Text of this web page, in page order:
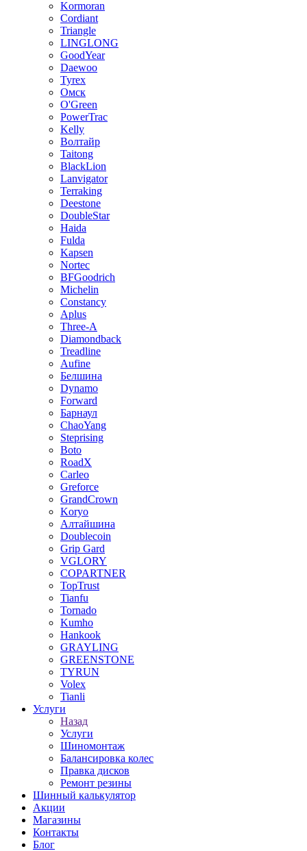
Kormoran
Cordiant
Triangle
LINGLONG
GoodYear
Daewoo
Tyrex
Омск
O'Green
PowerTrac
Kelly
Волтайр
Taitong
BlackLion
Lanvigator
Terraking
Deestone
DoubleStar
Haida
Fulda
Kapsen
Nortec
BFGoodrich
Michelin
Constancy
Aplus
Three-A
Diamondback
Treadline
Aufine
Белшина
Dynamo
Forward
Барнаул
ChaoYang
Steprising
Boto
RoadX
Carleo
Greforce
GrandCrown
Koryo
Алтайшина
Doublecoin
Grip Gard
VGLORY
COPARTNER
TopTrust
Tianfu
Tornado
Kumho
Hankook
GRAYLING
GREENSTONE
TYRUN
Volex
Tianli
Услуги
Назад
Услуги
Шиномонтаж
Балансировка колес
Правка дисков
Ремонт резины
Шинный калькулятор
Акции
Магазины
Контакты
Блог